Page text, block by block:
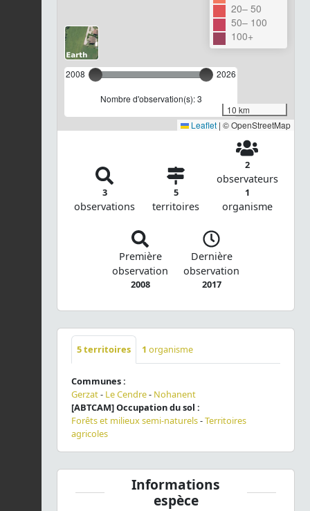
2008 2026
Nombre d'observation(s): 3
20– 50
50– 100
100+
10 km
Leaflet | © OpenStreetMap
3
observations
5
territoires
2
observateurs
1
organisme
Première
observation
2008
Dernière
observation
2017
5territoires 1 organisme
Communes :
Gerzat- Le Cendre- Nohanent
[ABTCAM] Occupation du sol :
Forêts et milieux semi-naturels-Territoires
agricoles
Informations
espèce